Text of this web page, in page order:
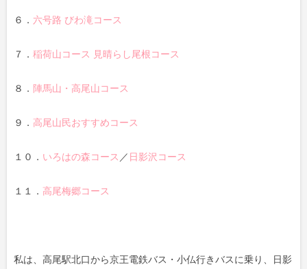
６． 六号路 びわ滝コース
７． 稲荷山コース 見晴らし尾根コース
８． 陣馬山・高尾山コース
９． 高尾山民おすすめコース
１０． いろはの森コース ／ 日影沢コース
１１． 高尾梅郷コース
私は、高尾駅北口から京王電鉄バス・小仏行きバスに乗り、日影